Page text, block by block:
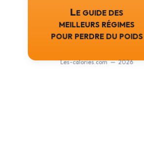
Le guide des
meilleurs régimes
pour perdre du poids
Les-calories.com — 2026